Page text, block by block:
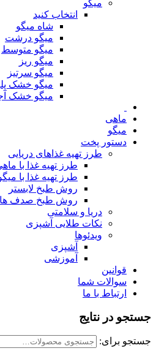
میگو
انتخاب کنید
شاه میگو
میگو درشت
میگو متوسط
میگو ریز
میگو سرتیز
میگو خشک
میگو خشک
ماهی
میگو
دستور پخت
طرز تهیه غذاهای دریایی
طرز تهیه غذا با
طرز تهیه غذا با
روش طبخ لابستر
روش طبخ صدف
دریا و سلامتی
نکات طلایی آشپزی
ویدئوها
آشپزی
آموزشی
قوانین
سوالات شما
ارتباط با ما
جستجو در نتایج
جستجو برای: